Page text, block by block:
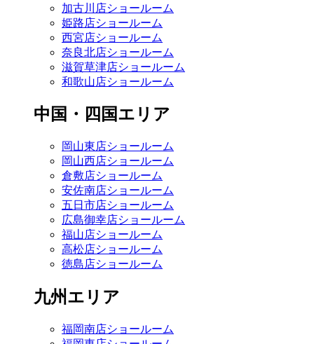
加古川店ショールーム
姫路店ショールーム
西宮店ショールーム
奈良北店ショールーム
滋賀草津店ショールーム
和歌山店ショールーム
中国・四国エリア
岡山東店ショールーム
岡山西店ショールーム
倉敷店ショールーム
安佐南店ショールーム
五日市店ショールーム
広島御幸店ショールーム
福山店ショールーム
高松店ショールーム
徳島店ショールーム
九州エリア
福岡南店ショールーム